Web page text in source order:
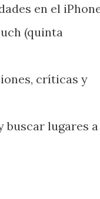
en el
(quinta
críticas y
lugares a